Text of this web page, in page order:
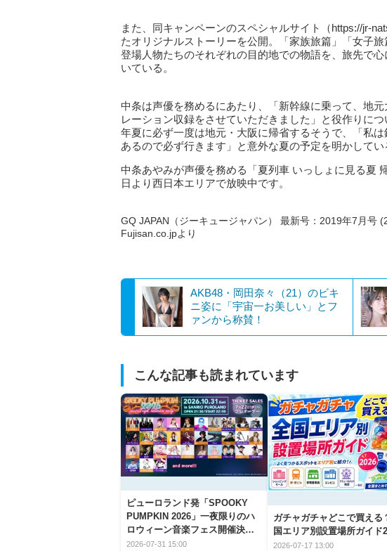
また、同キャンペーンのスペシャルサイト（https://jr-
たオリジナルストーリーを公開。「家族旅篇」「女子
登場人物たちのそれぞれの目的地での物語を、旅先で
いている。
中条は声優を務めるにあたり、「新幹線に乗って、地
レーション収録をさせていただきました」と役作りに
年夏に必ず一度は地元・大阪に帰省するそうで、「私
あるので必ず行きます」と意外な夏の予定を明かしてい
中条あやみが声優を務める「夏列車 いっしょに見る夏
日より西日本エリアで放映中です。
GQ JAPAN（ジーキュージャパン） 最新号：2019年7月号
Fujisan.co.jpより
AKB48・岡田奈々（21）のビキ
ニ姿に「宇宙一お美しい」とフ
ァンから称賛！
こんな記事も読まれています
ピューロランド発「SPOOKY
PUMPKIN 2026」一夜限りのハ
ロウィーン音楽フェス開催決
定！
2026-07-31 15:00
ガチャガチャどこで買える
国エリア別設置場所ガイド
2026-07-17 13:00